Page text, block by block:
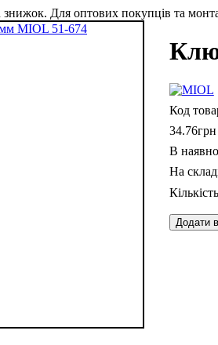
Для оптових покупців та
34.76грн
В
Додати